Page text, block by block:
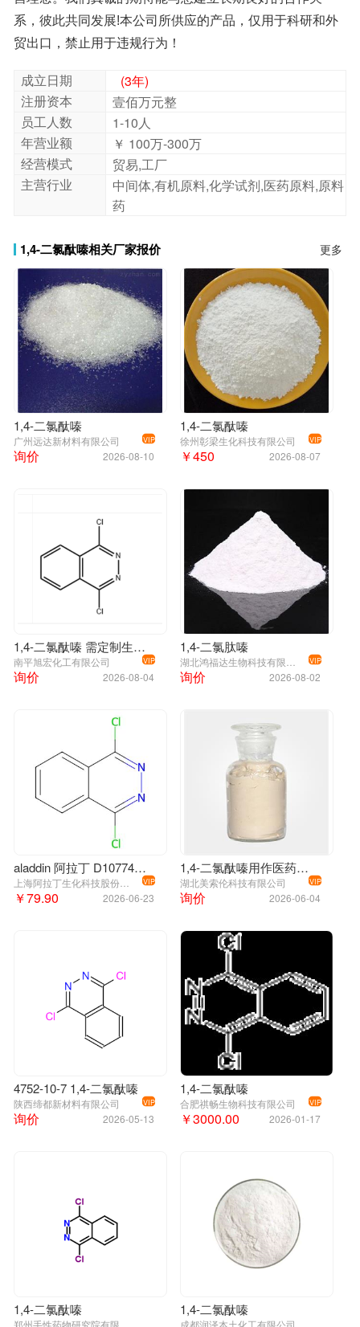
通常3-5天到达，物流正常时间下3-7天到达。
求换成小包装，方便客户使用。
注意：本产品仅供科研和出口使用，严禁用于国家法律法
规禁止的用途。
贸出口，禁止用于违规行为！
成立日期
(3年)
注册资本
壹佰万元整
员工人数
1-10人
年营业额
￥ 100万-300万
经营模式
贸易,工厂
主营行业
中间体,有机原料,化学试剂,医药原料,原料
药
1,4-二氯酞嗪相关厂家报价 更多
1,4-二氯酞嗪
广州远达新材料有限公司 VIP
2026-08-10
询价
1,4-二氯酞嗪
徐州彰梁生化科技有限公司 VIP
2026-08-07
￥450
1,4-二氯酞嗪 需定制生产，已供应国内各药厂。
南平旭宏化工有限公司 VIP
2026-08-04
询价
1,4-二氯肽嗪
VIP
2026-08-02
询价
aladdin 阿拉丁 D107748 1,4-二氯酞嗪 4752-10-7 97%
VIP
2026-06-23
￥79.90
1,4-二氯酞嗪用作医药中间体
湖北美索伦科技有限公司 VIP
2026-06-04
询价
4752-10-7 1,4-二氯酞嗪
陕西缔都新材料有限公司 VIP
2026-05-13
询价
1,4-二氯酞嗪
合肥祺畅生物科技有限公司 VIP
2026-01-17
￥3000.00
1,4-二氯酞嗪 1,4-二氯酞嗪
成都润泽本土化工有限公司